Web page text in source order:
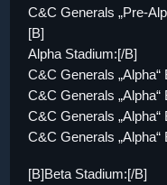
C&C Generals „Pre-
[B]
Alpha Stadium:[/B]
C&C Generals „Alpha“
C&C Generals „Alpha“
C&C Generals „Alpha“
C&C Generals „Alpha“
[B]Beta Stadium:[/B]